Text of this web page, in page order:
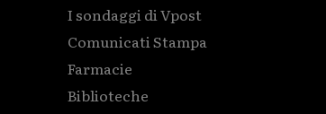
I sondaggi di Vpost
Comunicati Stampa
Farmacie
Biblioteche